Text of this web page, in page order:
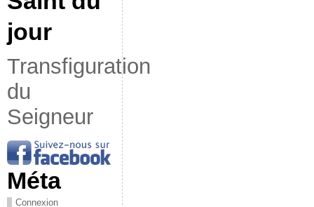
jour
Transfiguration
du
Seigneur
Méta
Connexion